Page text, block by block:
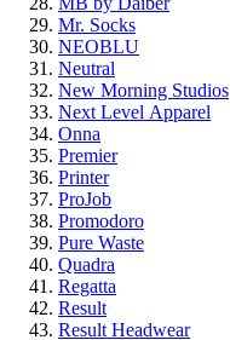
Mr. Socks
NEOBLU
Neutral
New Morning Studios
Next Level Apparel
Onna
Premier
Printer
ProJob
Promodoro
Pure Waste
Quadra
Regatta
Result
Result Headwear